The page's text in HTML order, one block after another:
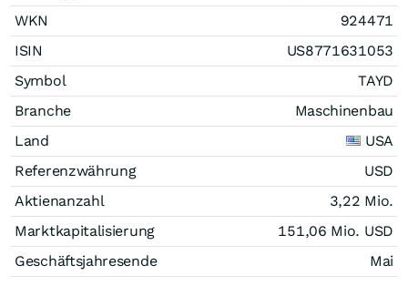
WKN
924471
ISIN
US8771631053
Symbol
TAYD
Branche
Maschinenbau
Land
USA
Referenzwährung
USD
Aktienanzahl
3,22 Mio.
Marktkapitalisierung
151,06 Mio. USD
Geschäftsjahresende
Mai